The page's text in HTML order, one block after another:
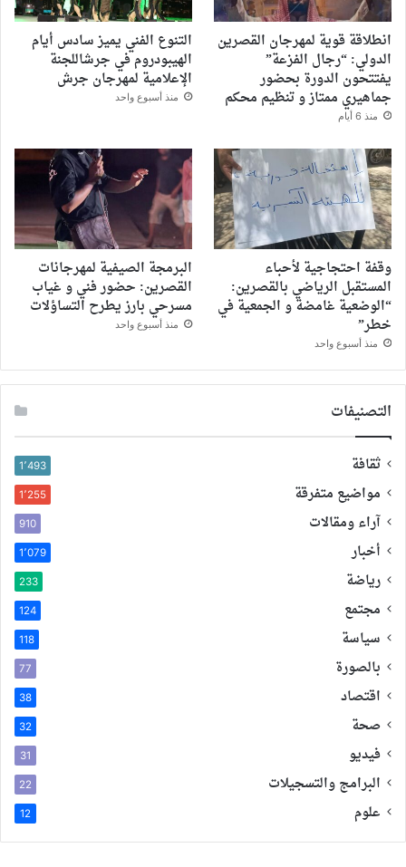
انطلاقة قوية لمهرجان القصرين
الدولي: “رجال الفزعة”
يفتتحون الدورة بحضور
جماهيري ممتاز و تنظيم محكم
منذ 6 أيام
التنوع الفني يميز سادس أيام
الهيبودروم في جرشاللجنة
الإعلامية لمهرجان جرش
منذ أسبوع واحد
وقفة احتجاجية لأحباء
المستقبل الرياضي بالقصرين:
“الوضعية غامضة و الجمعية في
خطر”
منذ أسبوع واحد
البرمجة الصيفية لمهرجانات
القصرين: حضور فني و غياب
مسرحي بارز يطرح التساؤلات
منذ أسبوع واحد
التصنيفات
ثقافة 1٬493
مواضيع متفرقة 1٬255
آراء ومقالات 910
أخبار 1٬079
رياضة 233
مجتمع 124
سياسة 118
بالصورة 77
اقتصاد 38
صحة 32
فيديو 31
البرامج والتسجيلات 22
علوم 12